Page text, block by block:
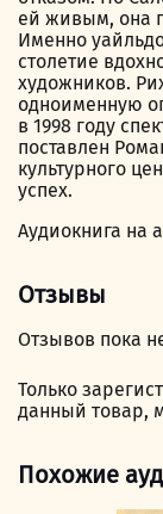
ей живым, она
Именно
столетие
художников.
одноименную
в 1998 году
поставлен
культурного
успех.
Аудиокнига на
Отзывы
Отзывов пока
Только
данный товар,
Похожие